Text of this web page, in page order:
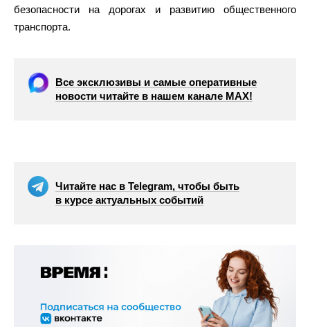
безопасности на дорогах и развитию общественного
транспорта.
Все эксклюзивы и самые оперативные
новости читайте в нашем канале МАХ!
Читайте нас в Telegram, чтобы быть
в курсе актуальных событий